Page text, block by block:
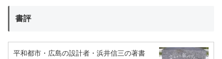
書評
平和都市・広島の設計者・浜井信三の著書